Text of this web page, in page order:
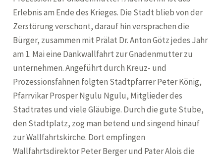
Erlebnis am Ende des Krieges. Die Stadt blieb von der
Zerstörung verschont, darauf hin versprachen die
Bürger, zusammen mit Prälat Dr. Anton Götz jedes Jahr
am 1. Mai eine Dankwallfahrt zur Gnadenmutter zu
unternehmen. Angeführt durch Kreuz- und
Prozessionsfahnen folgten Stadtpfarrer Peter König,
Pfarrvikar Prosper Ngulu Ngulu, Mitglieder des
Stadtrates und viele Gläubige. Durch die gute Stube,
den Stadtplatz, zog man betend und singend hinauf
zur Wallfahrtskirche. Dort empfingen
Wallfahrtsdirektor Peter Berger und Pater Alois die